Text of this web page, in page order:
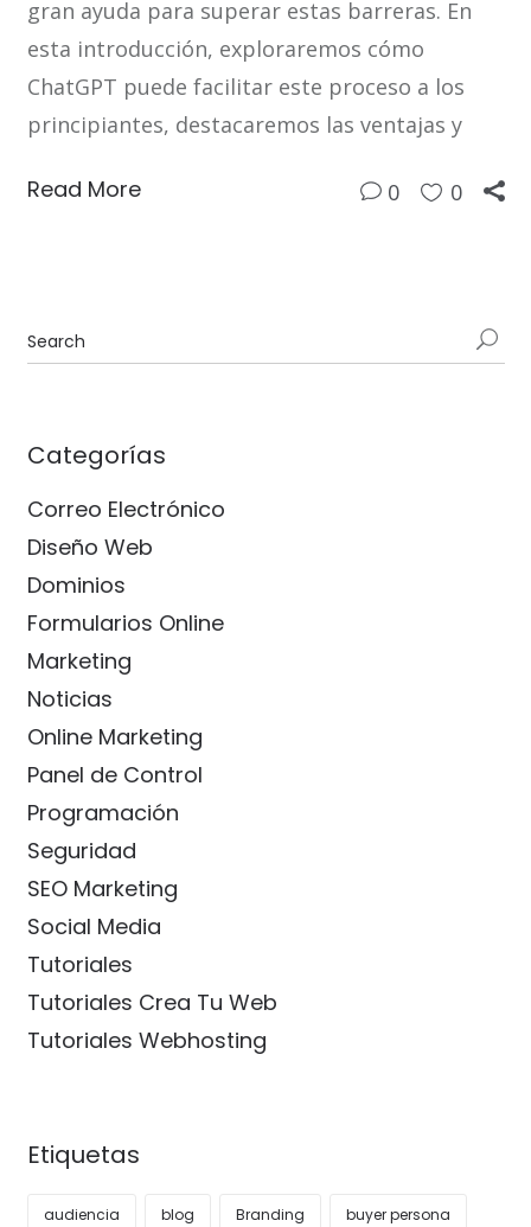
gran ayuda para superar estas barreras. En
esta introducción, exploraremos cómo
ChatGPT puede facilitar este proceso a los
principiantes, destacaremos las ventajas y
Read More 0 0
Categorías
Correo Electrónico
Diseño Web
Dominios
Formularios Online
Marketing
Noticias
Online Marketing
Panel de Control
Programación
Seguridad
SEO Marketing
Social Media
Tutoriales
Tutoriales Crea Tu Web
Tutoriales Webhosting
Etiquetas
audiencia blog Branding buyer persona